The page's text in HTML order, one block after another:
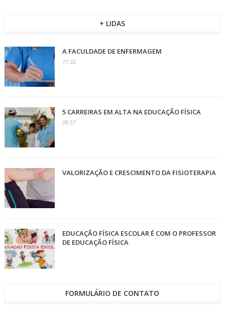
+ LIDAS
A FACULDADE DE ENFERMAGEM
11:32
5 CARREIRAS EM ALTA NA EDUCAÇÃO FÍSICA
06:57
VALORIZAÇÃO E CRESCIMENTO DA FISIOTERAPIA
EDUCAÇÃO FÍSICA ESCOLAR É COM O PROFESSOR
DE EDUCAÇÃO FÍSICA
FORMULÁRIO DE CONTATO